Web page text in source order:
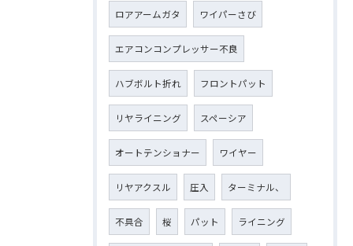
ロアアームガタ ワイパーさび
エアコンコンプレッサー不良
ハブボルト折れ フロントパット
リヤライニング スペーシア
オートテンショナー ワイヤー
リヤアクスル 圧入 ターミナル、
不具合 桜 パット ライニング